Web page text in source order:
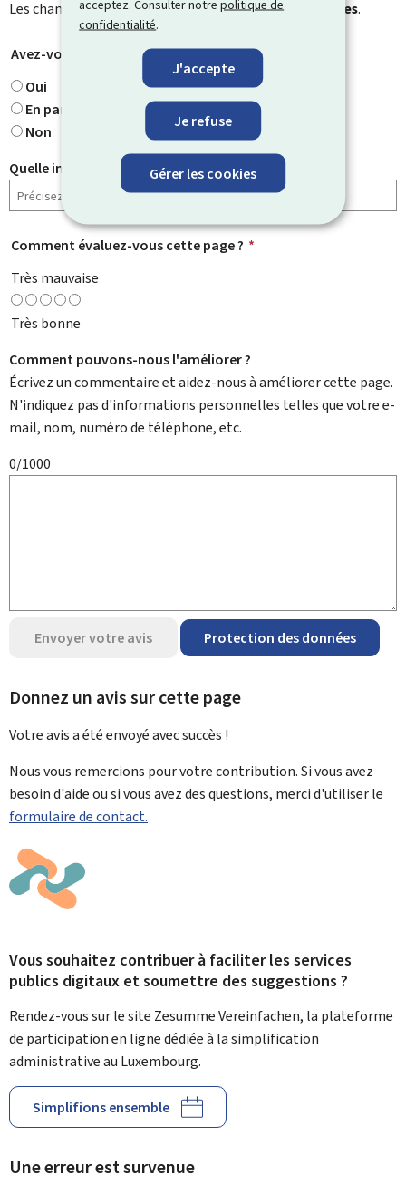
acceptez. Consulter notrepolitique de
confidentialité.
J'accepte
Je refuse
Gérer les cookies
Les champs marqués d’une étoile ( * ) sontobligatoires.
Avez-vous trouvé ce que vous cherchiez ?
Oui
En partie
Non
Quelle information cherchiez-vous ?
Comment évaluez-vous cette page ? *
Très mauvaise
Très bonne
Comment pouvons-nous l'améliorer ?
Écrivez un commentaire et aidez-nous à améliorer cette page.
N'indiquez pas d'informations personnelles telles que votre e-
mail, nom, numéro de téléphone, etc.
0/1000
Envoyer votre avis Protection des données
Donnez un avis sur cette page
Votre avis a été envoyé avecsuccès !
Nous vous remercions pour votre contribution. Si vous avez
besoin d'aide ou si vous avez des questions, merci d'utiliser le
formulaire de contact.
Vous souhaitez contribuer à faciliter les services
publics digitaux et soumettre des suggestions ?
Rendez-vous sur le site Zesumme Vereinfachen, la plateforme
de participation en ligne dédiée à la simplification
administrative au Luxembourg.
Simplifions ensemble
Une erreur est survenue